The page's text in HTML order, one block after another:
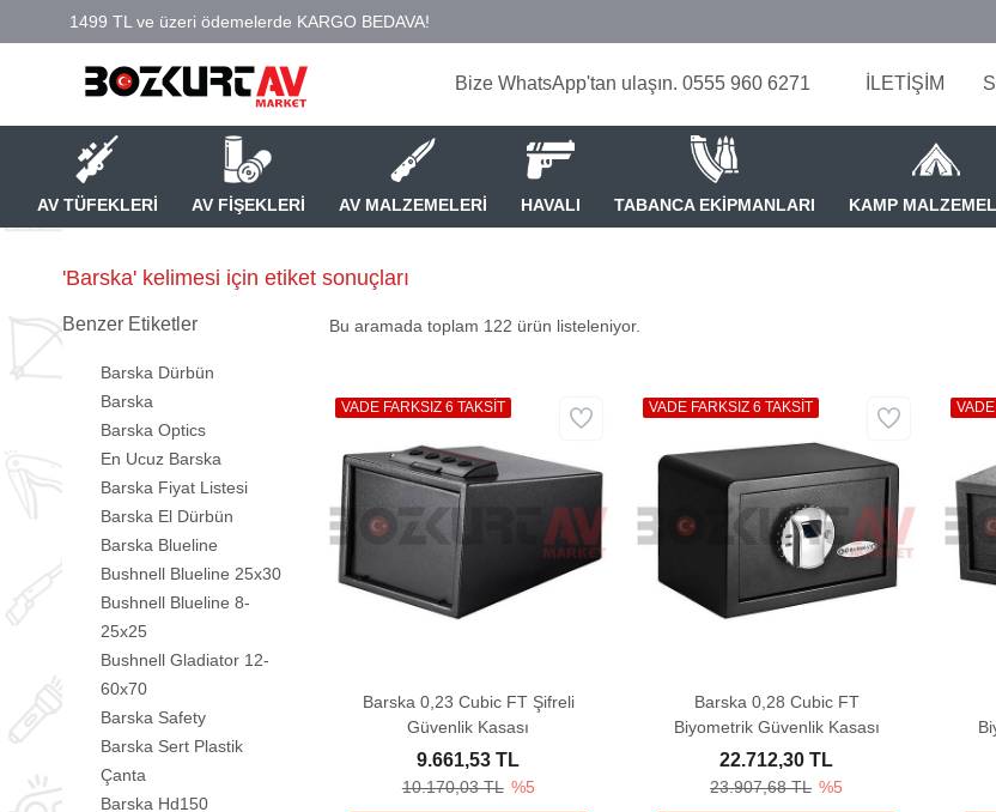
Bize WhatsApp'tan ulaşın. 0555 960 6271 İLETİŞİM
AV TÜFEKLERİ AV FİŞEKLERİ AV MALZEMELERİ HAVALI TABANCA EKİPMANLARI KAMP
'Barska' kelimesi için etiket sonuçları
Benzer Etiketler
Barska Dürbün
Barska
Barska Optics
En Ucuz Barska
Barska Fiyat Listesi
Barska El Dürbün
Barska Blueline
Bushnell Blueline 25x30
Bushnell Blueline 8-
25x25
Bushnell Gladiator 12-
60x70
Barska Safety
Barska Sert Plastik
Çanta
Barska Hd150
Bu aramada toplam 122 ürün listeleniyor.
Barska 0,23 Cubic FT Şifreli
Güvenlik Kasası
10.170,03 TL %5
9.661,53 TL
VADE FARKSIZ 6 TAKSİT
Barska 0,28 Cubic FT
Biyometrik Güvenlik Kasası
23.907,68 TL %5
22.712,30 TL
VADE FARKSIZ 6 TAKSİT